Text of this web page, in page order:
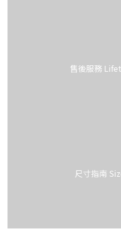
售後
尺寸